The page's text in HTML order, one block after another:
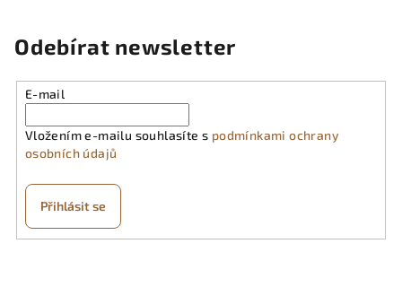
Odebírat newsletter
E-mail
Vložením e-mailu souhlasíte s podmínkami ochrany
osobních údajů
Přihlásit se